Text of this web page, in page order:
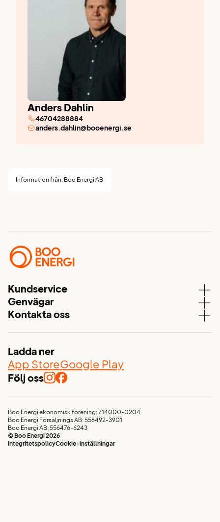
Anders Dahlin
46704288884
anders.dahlin@booenergi.se
Information från: Boo Energi AB
Kundservice
Kundservice
Aktuell driftstatus
Mina sidor
Genvägar
Våra elavtal
Nyhetsflöde
Glöm inte elen vid flytten!
Visselblåsarfunktion
Jobba hos oss
Kontakta oss
Värmdövägen 657
Box 103
132 23, Saltsjö-Boo
Ladda ner
App StoreGoogle Play
Följ oss
© Boo Energi 2026
IntegritetspolicyCookie-inställningar
Boo Energi ekonomisk förening: 714000-0204
Boo Energi Försäljnings AB: 556492-3901
Boo Energi AB: 556476-6243